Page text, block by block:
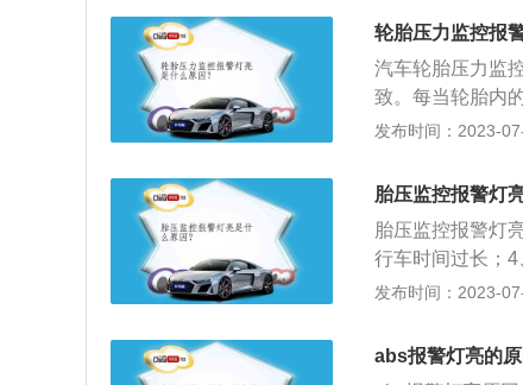
驶温度升高造成
除。3、外物所
轮胎压力监控报
汽车轮胎压力监
致。每当轮胎内
前提下靠边停车
胎压为：标准型
于3.5bar。冬天
天胎压一般以汽
果汽车经常露天
发布时间：2023-
胎压监控报警灯
胎压监控报警灯
行车时间过长；
同；6、胎压监
保障。遇到胎压
果肉眼看不出有
发布时间：2023-
abs报警灯亮的